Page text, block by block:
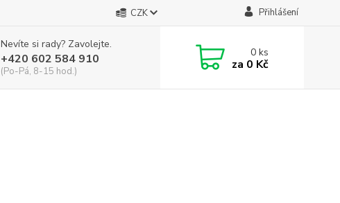
CZK Přihlášení
Nevíte si rady? Zavolejte.
+420 602 584 910
(Po-Pá, 8-15 hod.)
0ks
za 0 Kč